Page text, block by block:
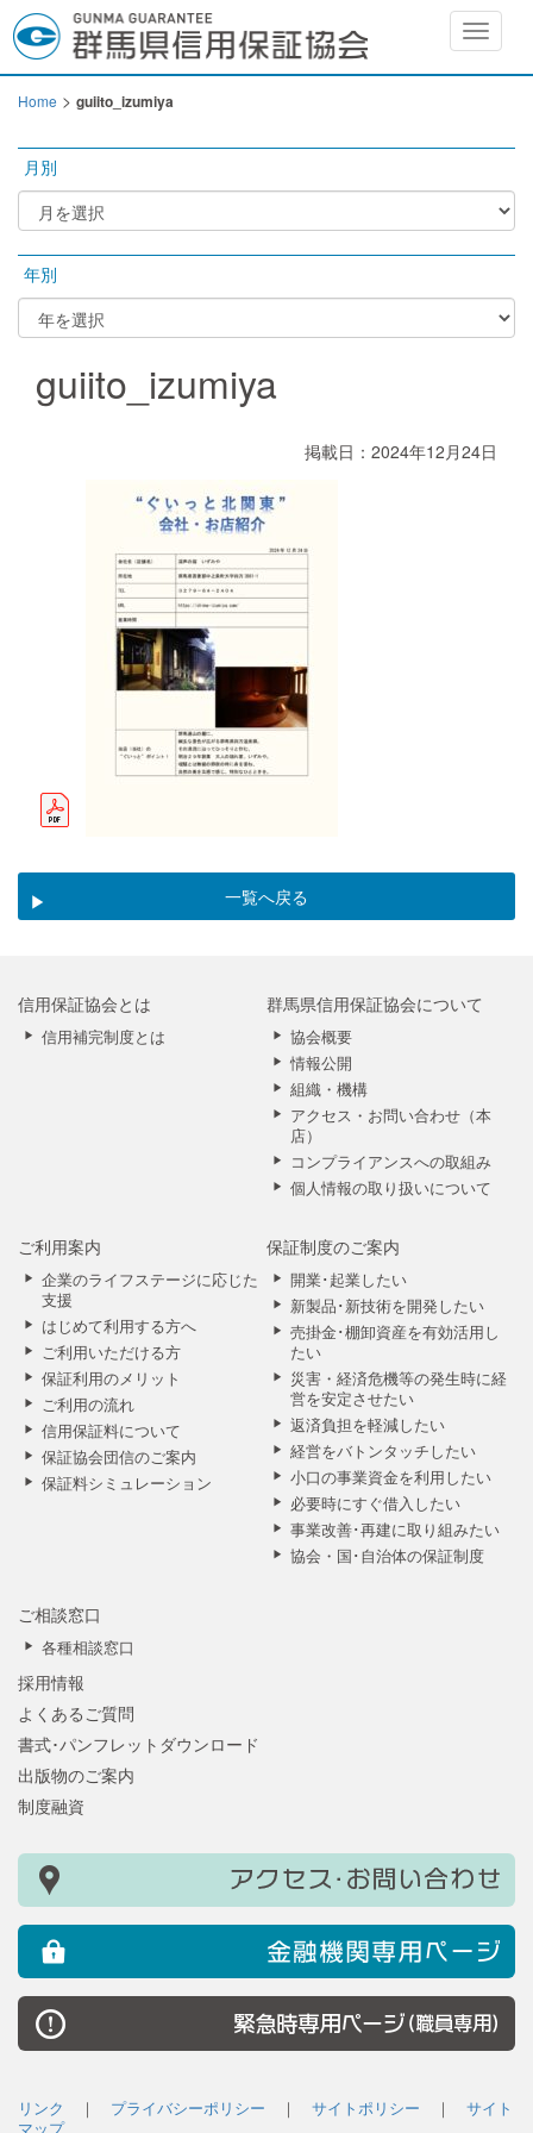
Toggle
Home > guiito_izumiya
月別
年別
guiito_izumiya
掲載日：2024年12月24日
一覧へ戻る
信用保証協会とは
信用補完制度とは
群馬県信用保証協会について
協会概要
情報公開
組織・機構
アクセス・お問い合わせ（本
店）
コンプライアンスへの取組み
個人情報の取り扱いについて
ご利用案内
企業のライフステージに応じた
支援
はじめて利用する方へ
ご利用いただける方
保証利用のメリット
ご利用の流れ
信用保証料について
保証協会団信のご案内
保証料シミュレーション
保証制度のご案内
開業･起業したい
新製品･新技術を開発したい
売掛金･棚卸資産を有効活用し
たい
災害・経済危機等の発生時に経
営を安定させたい
返済負担を軽減したい
経営をバトンタッチしたい
小口の事業資金を利用したい
必要時にすぐ借入したい
事業改善･再建に取り組みたい
協会・国･自治体の保証制度
ご相談窓口
各種相談窓口
採用情報
よくあるご質問
書式･パンフレットダウンロード
出版物のご案内
制度融資
リンク ｜ プライバシーポリシー ｜ サイトポリシー ｜ サイト
マップ